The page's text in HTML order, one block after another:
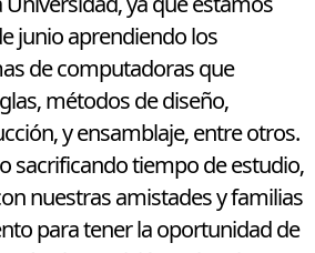
junio aprendiendo los
de computadoras que
métodos de diseño,
y ensamblaje, entre otros.
sacrificando tiempo de estudio,
nuestras amistades y familias
para tener la oportunidad de